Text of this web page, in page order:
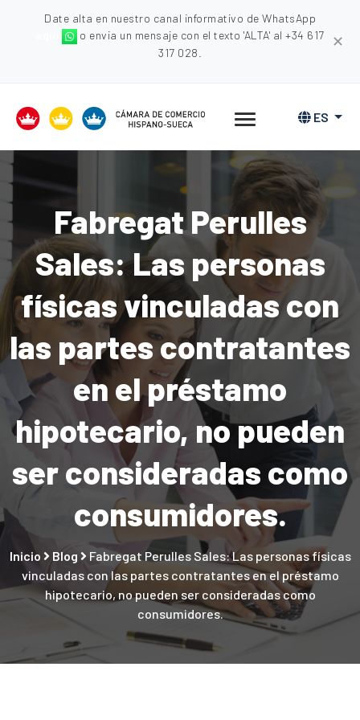
Date alta en nuestro canal informativo de WhatsApp
o envia un mensaje con el texto 'ALTA' al +34 617
317 028.
✕
ES
Fabregat Perulles
Sales: Las personas
físicas vinculadas con
las partes contratantes
en el préstamo
hipotecario, no pueden
ser consideradas como
consumidores.
Inicio Blog
Fabregat Perulles Sales: Las personas físicas
vinculadas con las partes contratantes en el préstamo
hipotecario, no pueden ser consideradas como
consumidores.